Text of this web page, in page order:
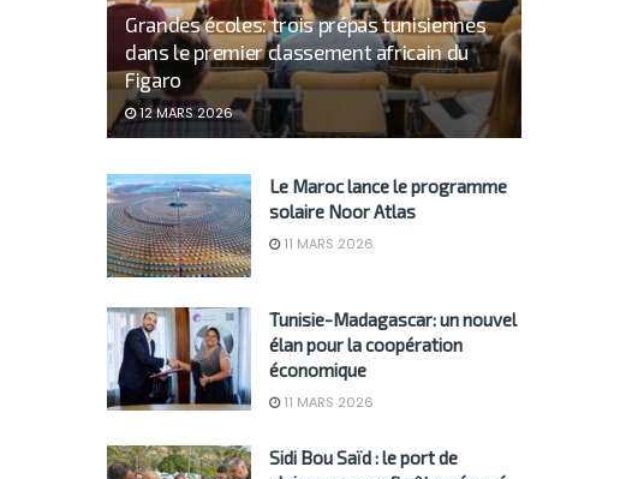
Grandes écoles: trois prépas tunisiennes
dans le premier classement africain du
Figaro
12 MARS 2026
Le Maroc lance le programme
solaire Noor Atlas
11 MARS 2026
Tunisie-Madagascar: un nouvel
élan pour la coopération
économique
11 MARS 2026
Sidi Bou Saïd : le port de